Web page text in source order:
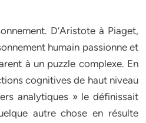
D’Aristote à Piaget,
humain passionne et
à un puzzle complexe. En
cognitives de haut niveau
analytiques » le définissait
autre chose en résulte